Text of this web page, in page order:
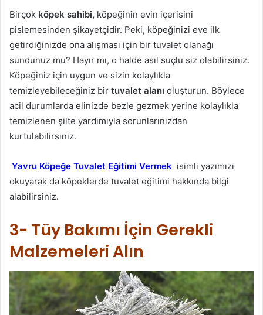
Birçok köpek sahibi, köpeğinin evin içerisini
pislemesinden şikayetçidir. Peki, köpeğinizi eve ilk
getirdiğinizde ona alışması için bir tuvalet olanağı
sundunuz mu? Hayır mı, o halde asıl suçlu siz olabilirsiniz.
Köpeğiniz için uygun ve sizin kolaylıkla
temizleyebileceğiniz bir tuvalet alanı oluşturun. Böylece
acil durumlarda elinizde bezle gezmek yerine kolaylıkla
temizlenen şilte yardımıyla sorunlarınızdan
kurtulabilirsiniz.
Yavru Köpeğe Tuvalet Eğitimi Vermek isimli yazımızı
okuyarak da köpeklerde tuvalet eğitimi hakkında bilgi
alabilirsiniz.
3- Tüy Bakımı İçin Gerekli
Malzemeleri Alın